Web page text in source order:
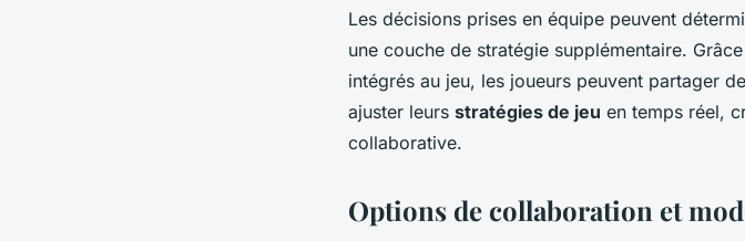
Les décisions prises en équipe peuvent
une couche de stratégie supplémentaire.
intégrés au jeu, les joueurs peuvent partager
ajuster leurs stratégies de jeu en temps réel,
collaborative.
Options de collaboration et